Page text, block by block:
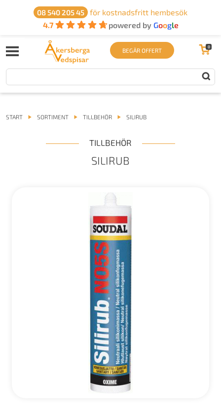
08 540 205 45
för kostnadsfritt hembesök
4.7
powered by Google
BEGÄR OFFERT 0
START SORTIMENT TILLBEHÖR SILIRUB
TILLBEHÖR
SILIRUB